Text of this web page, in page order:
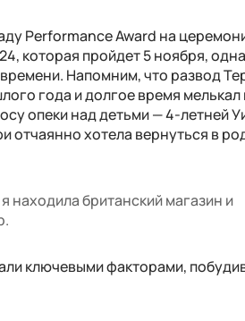
Performance Award на
которая пройдет 5 ноября,
Напомним, что развод
года и долгое время мелькал
опеки над детьми — 4-летней
отчаянно хотела вернуться в
находила британский магазин и
ключевыми факторами,